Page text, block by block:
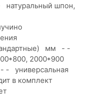
шпон,
мм - -
2000*900
- универсальная
в комплект